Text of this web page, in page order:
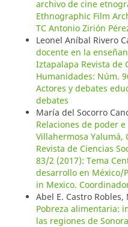
archivo de cine
Ethnographic Film
TC Antonio Zirión
Leonel Aníbal Rivero
docente en la
Iztapalapa Revista de
Humanidades: Núm.
Actores y debates
debates
María del Socorro
Relaciones de poder
Villahermosa Yalumá,
Revista de Ciencias
83/2 (2017): Tema
desarrollo en México/
in Mexico.
Abel E. Castro
Pobreza alimentaria:
las regiones de